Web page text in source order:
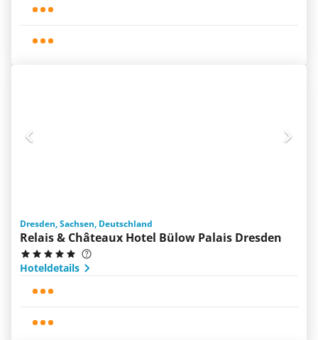
Dresden, Sachsen, Deutschland
Relais & Châteaux Hotel Bülow Palais Dresden
Hoteldetails